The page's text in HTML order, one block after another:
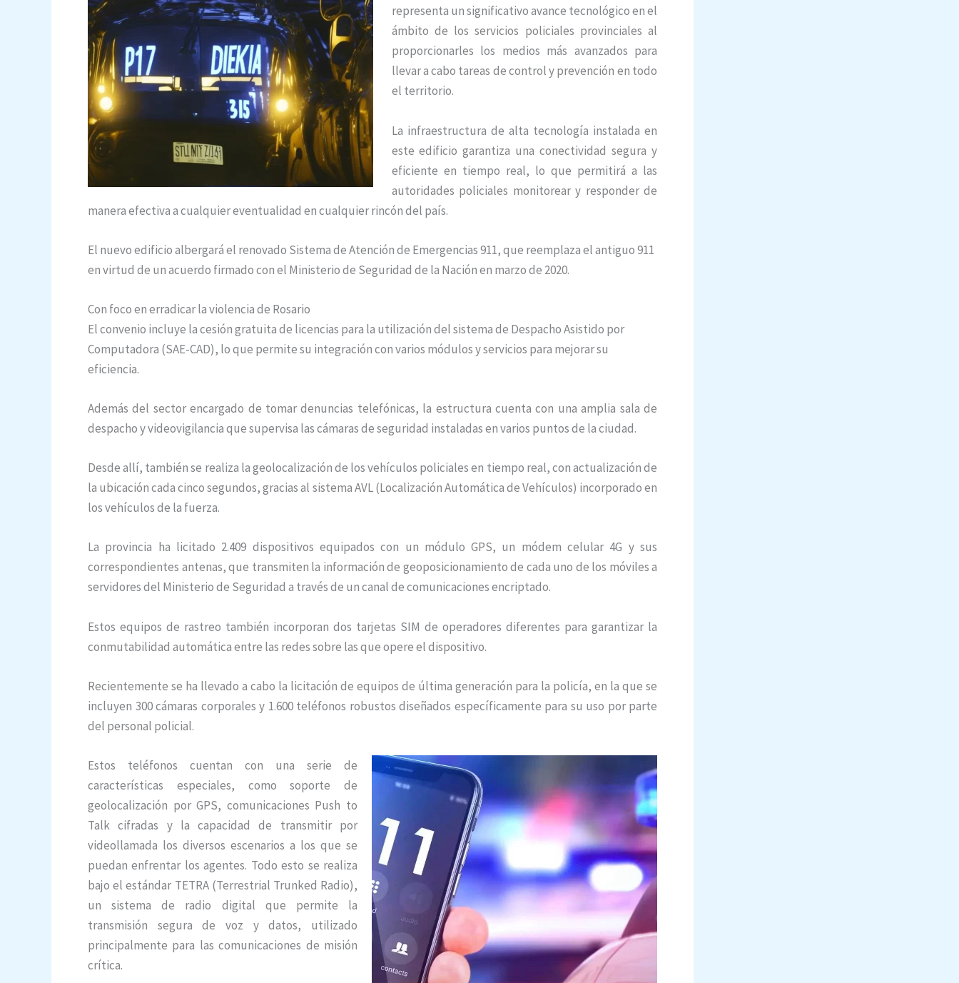
representa un significativo avance tecnológico en el
ámbito de los servicios policiales provinciales al
proporcionarles los medios más avanzados para
llevar a cabo tareas de control y prevención en todo
el territorio.
La infraestructura de alta tecnología instalada en
este edificio garantiza una conectividad segura y
eficiente en tiempo real, lo que permitirá a las
autoridades policiales monitorear y responder de
manera efectiva a cualquier eventualidad en cualquier rincón del país.
El nuevo edificio albergará el renovado Sistema de Atención de Emergencias 911, que reemplaza el antiguo 911
en virtud de un acuerdo firmado con el Ministerio de Seguridad de la Nación en marzo de 2020.
Con foco en erradicar la violencia de Rosario
El convenio incluye la cesión gratuita de licencias para la utilización del sistema de Despacho Asistido por
Computadora (SAE-CAD), lo que permite su integración con varios módulos y servicios para mejorar su
eficiencia.
Además del sector encargado de tomar denuncias telefónicas, la estructura cuenta con una amplia sala de
despacho y videovigilancia que supervisa las cámaras de seguridad instaladas en varios puntos de la ciudad.
Desde allí, también se realiza la geolocalización de los vehículos policiales en tiempo real, con actualización de
la ubicación cada cinco segundos, gracias al sistema AVL (Localización Automática de Vehículos) incorporado en
los vehículos de la fuerza.
La provincia ha licitado 2.409 dispositivos equipados con un módulo GPS, un módem celular 4G y sus
correspondientes antenas, que transmiten la información de geoposicionamiento de cada uno de los móviles a
servidores del Ministerio de Seguridad a través de un canal de comunicaciones encriptado.
Estos equipos de rastreo también incorporan dos tarjetas SIM de operadores diferentes para garantizar la
conmutabilidad automática entre las redes sobre las que opere el dispositivo.
Recientemente se ha llevado a cabo la licitación de equipos de última generación para la policía, en la que se
incluyen 300 cámaras corporales y 1.600 teléfonos robustos diseñados específicamente para su uso por parte
del personal policial.
Estos teléfonos cuentan con una serie de
características especiales, como soporte de
geolocalización por GPS, comunicaciones Push to
Talk cifradas y la capacidad de transmitir por
videollamada los diversos escenarios a los que se
puedan enfrentar los agentes. Todo esto se realiza
bajo el estándar TETRA (Terrestrial Trunked Radio),
un sistema de radio digital que permite la
transmisión segura de voz y datos, utilizado
principalmente para las comunicaciones de misión
crítica.